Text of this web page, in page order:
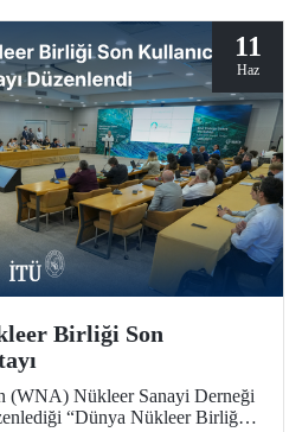
11
Haz
Birliği Son
(WNA) Nükleer Sanayi Derneği
“Dünya Nükleer Birliği